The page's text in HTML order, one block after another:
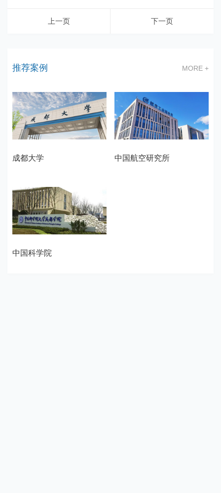
上一页 下一页
推荐案例 MORE +
成都大学 中国航空研究所
中国科学院